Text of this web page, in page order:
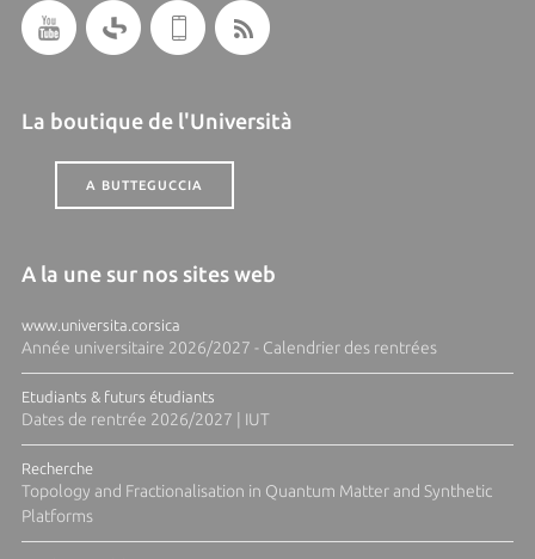
La boutique de l'Università
A BUTTEGUCCIA
A la une sur nos sites web
www.universita.corsica
Année universitaire 2026/2027 - Calendrier des rentrées
Etudiants & futurs étudiants
Dates de rentrée 2026/2027 | IUT
Recherche
Topology and Fractionalisation in Quantum Matter and Synthetic
Platforms